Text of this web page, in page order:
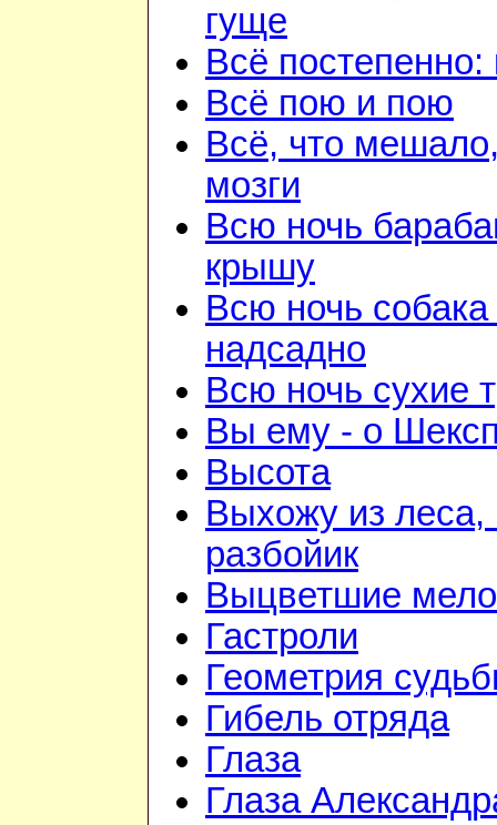
гуще
Всё постепенно:
Всё пою и пою
Всё, что
мозги
Всю ночь
крышу
Всю ночь
надсадно
Всю ночь сухие
Вы ему - о
Высота
Выхожу из леса,
разбойик
Выцветшие
Гастроли
Геометрия
Гибель отряда
Глаза
Глаза